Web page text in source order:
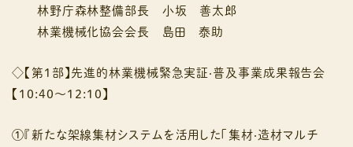
林野庁森林整備部⻑ 小坂 善太郎
林業機械化協会会⻑ 島田 泰助
◇【第１部】先進的林業機械緊急実証‧普及事業成果報告会
【10:40〜12:10】
①『新たな架線集材システムを活⽤した「集材‧造材マルチ